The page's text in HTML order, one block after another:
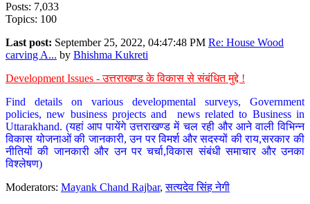
Posts: 7,033
Topics: 100
Last post: September 25, 2022, 04:47:48 PM Re: House Wood
carving A... by Bhishma Kukreti
Development Issues - उत्तराखण्ड के विकास से संबंधित मुद्दे !
Find details on various developmental surveys, Government
policies, new business projects and news related to Business in
Uttarakhand. (यहां आप पायेंगे उत्तराखण्ड में चल रही और आने वाली विभिन्न
विकास योजनाओं की जानकारी, उन पर विमर्श और सदस्यों की राय,सरकार की
नीतियों की जानकारी और उन पर चर्चा,विकास संबंधी समाचार और उनका
विश्लेषण)
Moderators: Mayank Chand Rajbar,सत्यदेव सिंह नेगी